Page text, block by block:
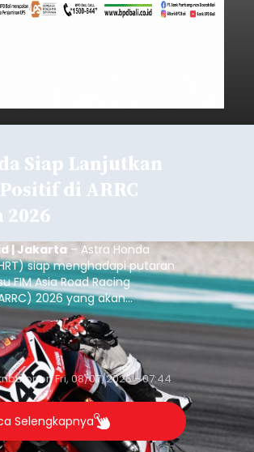
Siap Lanjutkan
di ARRC
| Jakarta – Astra Honda
siap menghadapi putaran
FIM Asia Road Racing
2026 yang akan
Mandalika
Lombok, Nusa Tenggara
2026.
onFri, 08/07/2026 - 07:44
Selengkapnya